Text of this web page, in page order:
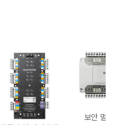
보안 멀티